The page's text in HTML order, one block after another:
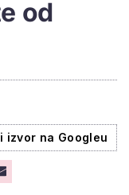
od
izvor na Googleu